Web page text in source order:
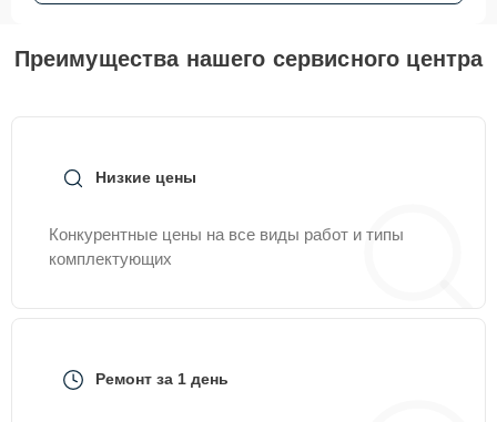
Преимущества нашего сервисного центра
Низкие цены
Конкурентные цены на все виды работ и типы
комплектующих
Ремонт за 1 день